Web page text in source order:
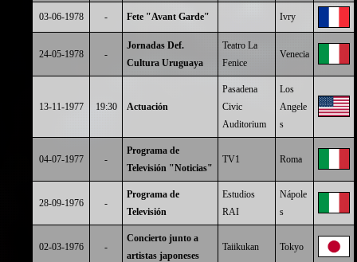
03-06-1978 - Fete "Avant Garde" Ivry
24-05-1978 -
Jornadas Def.
Cultura Uruguaya
Teatro La
Fenice
Venecia
13-11-1977 19:30 Actuación
Pasadena
Civic
Auditorium
Los
Angele
s
04-07-1977 -
Programa de
Televisión "Noticias"
TV1 Roma
28-09-1976 -
Programa de
Televisión
Estudios
RAI
Nápole
s
02-03-1976 -
Concierto junto a
artistas japoneses
Taiikukan Tokyo